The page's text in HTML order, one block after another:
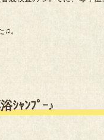
♫。
ｼｬﾝﾌﾟｰ♪